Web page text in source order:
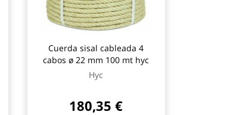
Cuerda sisal cableada 4
cabos ø 22 mm 100 mt hyc
Hyc
180,35 €